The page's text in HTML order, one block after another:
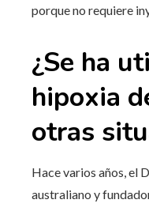
porque no requiere
¿Se ha
hipoxia
otras
Hace varios años, el
australiano y